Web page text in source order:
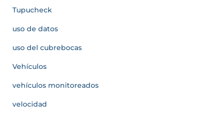
Tupucheck
uso de datos
uso del cubrebocas
Vehículos
vehículos monitoreados
velocidad